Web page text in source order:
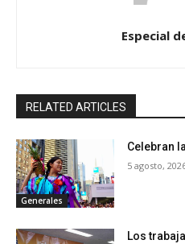
Especial
RELATED ARTICLES
Generales
Celebran
5 agosto,
Los